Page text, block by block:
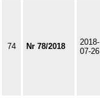
74 Nr 78/2018
2018-
07-26